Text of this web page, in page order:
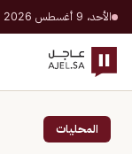
الأحد، 9 أغسطس 2026 · 26 صفر 1448 هـ
المحليات